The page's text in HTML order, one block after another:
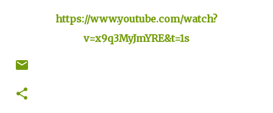
https://www.youtube.com/watch?
v=x9q3MyJmYRE&t=1s